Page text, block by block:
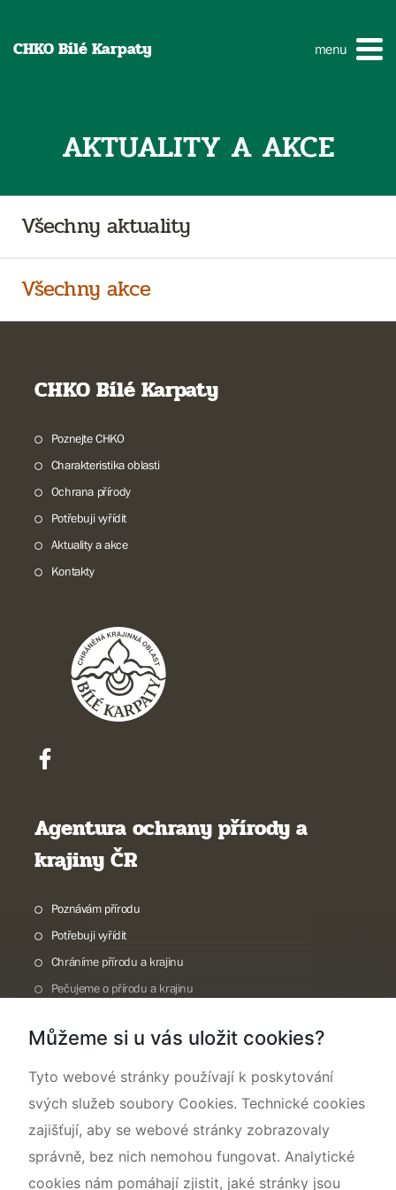
CHKO Bílé Karpaty menu
AKTUALITY A AKCE
Všechny aktuality
Všechny akce
CHKO Bílé Karpaty
Poznejte CHKO
Charakteristika oblasti
Ochrana přírody
Potřebuji vyřídit
Aktuality a akce
Kontakty
Agentura ochrany přírody a
krajiny ČR
Poznávám přírodu
Potřebuji vyřídit
Chráníme přírodu a krajinu
Pečujeme o přírodu a krajinu
O nás
Můžeme si u vás uložit cookies?
Tyto webové stránky používají k poskytování
svých služeb soubory Cookies. Technické cookies
zajišťují, aby se webové stránky zobrazovaly
správně, bez nich nemohou fungovat. Analytické
cookies nám pomáhají zjistit, jaké stránky jsou